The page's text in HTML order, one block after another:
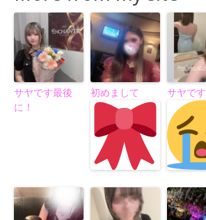
サヤです最後
に！
初めまして サヤです